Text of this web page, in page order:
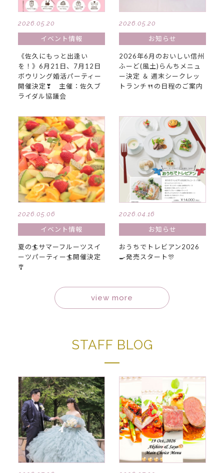
2026.05.20
イベント情報
《佐久にもっと出逢い
を！》6月21日、7月12日
ボウリング婚活パーティー
開催決定❣ 主催：佐久ブ
ライダル協議会
2026.05.20
お知らせ
2026年6月のおいしい信州
ふーど(風土)らんちメニュ
ー決定 ＆ 週末シークレッ
トランチ🍴の日程のご案内
2026.05.06
イベント情報
夏の🏄サマーフルーツスイ
ーツパーティー🏄開催決定
🎐
2026.04.16
お知らせ
おうちでトレビアン2026
🍳発売スタート🎊
view more
STAFF BLOG